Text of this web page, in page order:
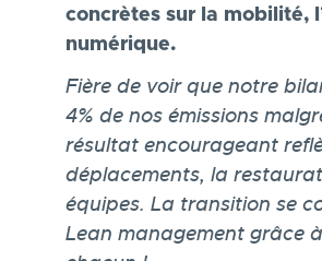
concrètes sur la mobilité,
numérique.
Fière de voir que notre
4% de nos émissions
résultat encourageant
déplacements, la
équipes. La transition se
Lean management grâce